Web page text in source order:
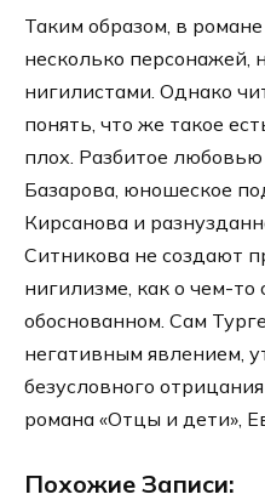
Таким образом, в
несколько персонажей,
нигилистами. Однако
понять, что же такое
плох. Разбитое
Базарова, юношеское
Кирсанова и
Ситникова не создают
нигилизме, как о чем-то
обоснованном. Сам
негативным явлением,
безусловного
романа «Отцы и дети»,
Похожие Записи: